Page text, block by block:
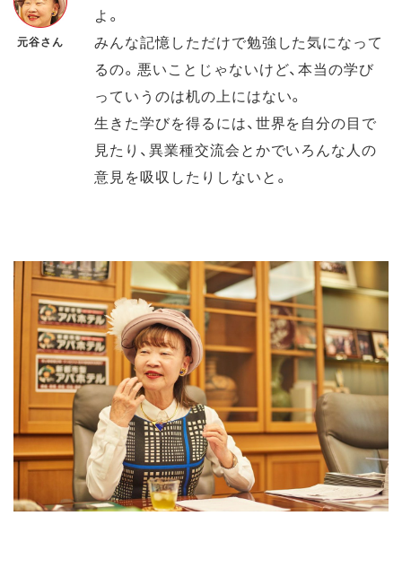
元谷さん
よ。
みんな記憶しただけで勉強した気になって
るの。悪いことじゃないけど、本当の学び
っていうのは机の上にはない。
生きた学びを得るには、世界を自分の目で
見たり、異業種交流会とかでいろんな人の
意見を吸収したりしないと。